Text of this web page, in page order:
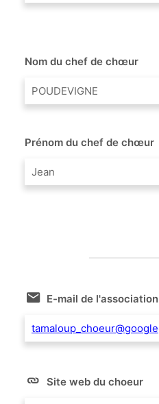
Nom du chef de chœur
POUDEVIGNE
Prénom du chef de chœur
Jean
E-mail de l'association
Site web du choeur